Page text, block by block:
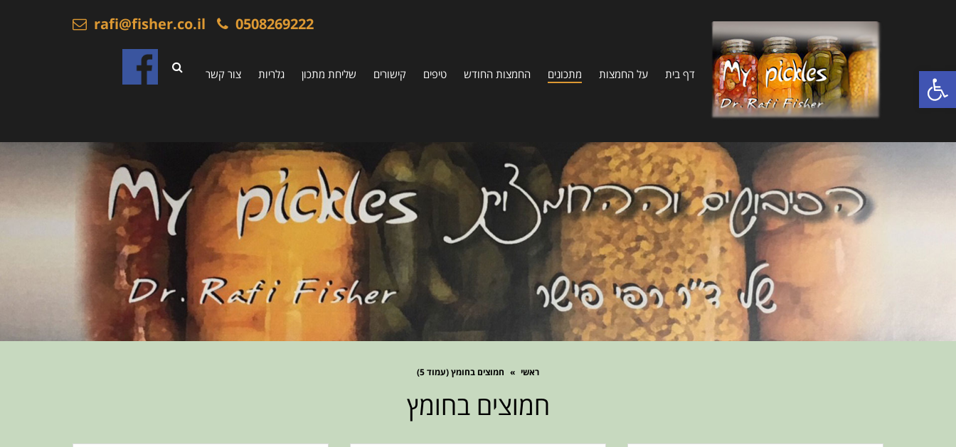
פתח סרגל נגישות
0508269222
rafi@fisher.co.il
דף בית על החמצות מתכונים החמצות החודש טיפים קישורים שליחת מתכון גלריות צור קשר
ראשי » חמוצים בחומץ (עמוד 5)
חמוצים בחומץ